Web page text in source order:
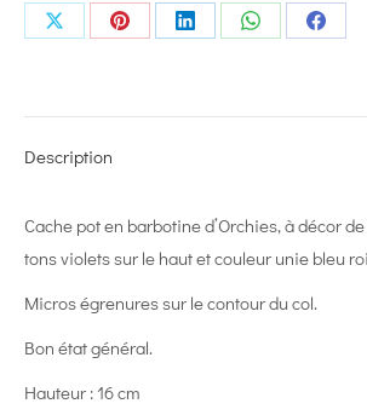
Share
Share
Share
Share
Share
Description
Cache pot en barbotine d’Orchies, à décor
tons violets sur le haut et couleur unie bleu
Micros égrenures sur le contour du col.
Bon état général.
Hauteur : 16 cm